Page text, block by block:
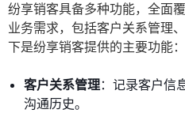
纷享销客具备多种功能，全面
业务需求，包括客户关系管理
下是纷享销客提供的主要功能：
客户关系管理：记录客户信
沟通历史。